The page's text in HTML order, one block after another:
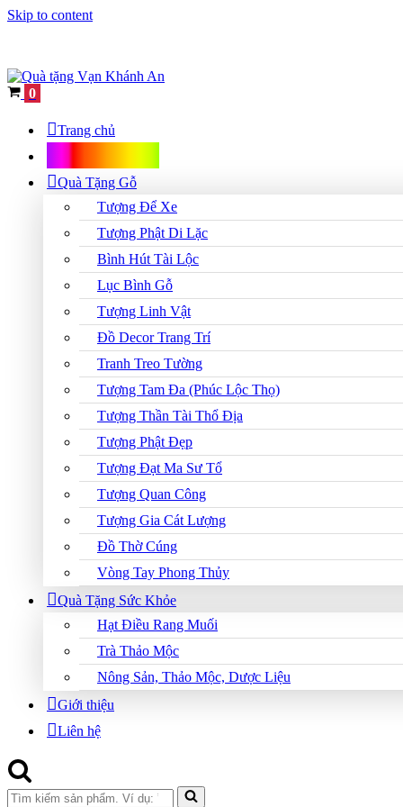
Skip to content
Cart
0
Trang chủ
Quà Tặng Gỗ
Tượng Để Xe
Tượng Phật Di Lặc
Bình Hút Tài Lộc
Lục Bình Gỗ
Tượng Linh Vật
Đồ Decor Trang Trí
Tranh Treo Tường
Tượng Tam Đa (Phúc Lộc Thọ)
Tượng Thần Tài Thổ Địa
Tượng Phật Đẹp
Tượng Đạt Ma Sư Tổ
Tượng Quan Công
Tượng Gia Cát Lượng
Đồ Thờ Cúng
Vòng Tay Phong Thủy
Quà Tặng Sức Khỏe
Hạt Điều Rang Muối
Trà Thảo Mộc
Nông Sản, Thảo Mộc, Dược Liệu
Giới thiệu
Liên hệ
Search